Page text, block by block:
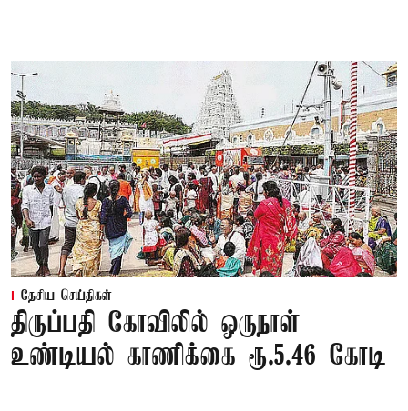
தேசிய செய்திகள்
திருப்பதி கோவிலில் ஒருநாள்
உண்டியல் காணிக்கை ரூ.5.46 கோடி